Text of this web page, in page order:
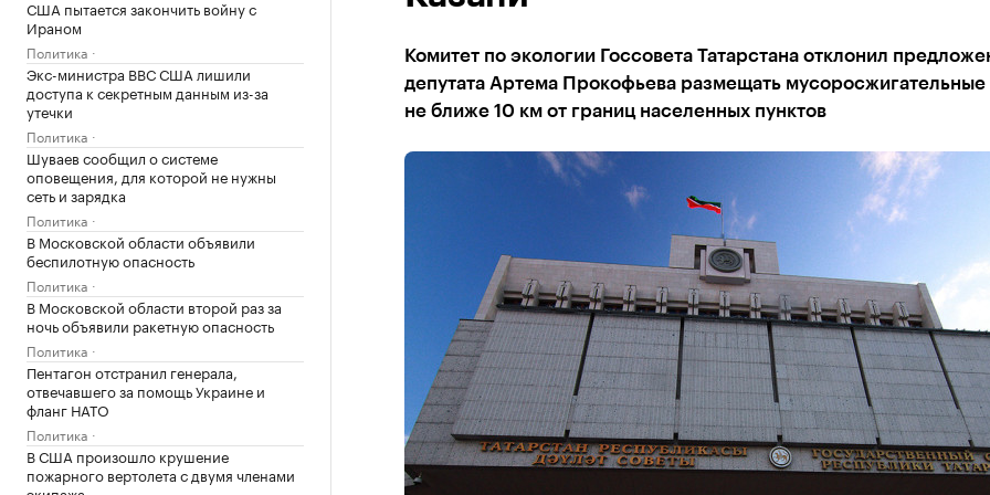
США пытается закончить войну с
Ираном
Политика
Экс-министра ВВС США лишили
доступа к секретным данным из-за
утечки
Политика
Шуваев сообщил о системе
оповещения, для которой не нужны
сеть и зарядка
Политика
В Московской области объявили
беспилотную опасность
Политика
В Московской области второй раз за
ночь объявили ракетную опасность
Политика
Пентагон отстранил генерала,
отвечавшего за помощь Украине и
фланг НАТО
Политика
В США произошло крушение
пожарного вертолета с двумя членами
Комитет по экологии Госсовета Татарстана отклонил
депутата Артема Прокофьева размещать мусоросжигательные
не ближе 10 км от границ населенных пунктов